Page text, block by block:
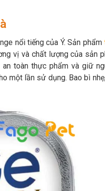
nổi tiếng của Ý. Sản phẩm
vị và chất lượng của sản
toàn thực phẩm và giữ
một lần sử dụng. Bao bì